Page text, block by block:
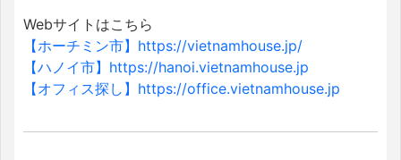
Webサイトはこちら
【ホーチミン市】https://vietnamhouse.jp/
【ハノイ市】https://hanoi.vietnamhouse.jp
【オフィス探し】https://office.vietnamhouse.jp